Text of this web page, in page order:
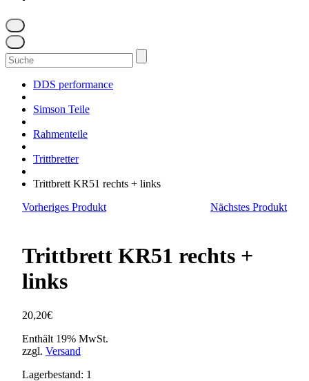
Suchen
nach:
DDS performance
Simson Teile
Rahmenteile
Trittbretter
Trittbrett KR51 rechts + links
Vorheriges Produkt
Nächstes Produkt
Trittbrett KR51 rechts +
links
20,20€
Enthält 19% MwSt.
zzgl. Versand
Lagerbestand: 1